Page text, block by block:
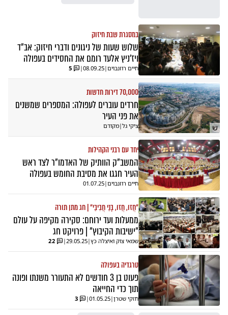
במסגרת שבת חיזוק
שלוש שעות של ניגונים ודברי חיזוק: אב"ד
ויז'ניץ אלעד רומם את החסידים בעפולה
חיים רוזנבוים|
08.09.25
|
5
ש
70,000 דירות חדשות
חרדים עוברים לעפולה: המספרים שמשנים
את פני העיר
ציקי גל|מקודם
יחד עם רבני הקהילות
המשב"ק הוותיק של האדמו"ר לצד ראש
העיר חגגו את מסיבת החומש בעפולה
חיים רוזנבוים|
01.07.25
"חֲזוּ, חֲזוּ, בָּנַי חֲבִיבַי" | חג מתן תורה
ממעלות ועד ירוחם: סקירה מקיפה על עולם
"ישיבות הקיבוץ" | פרויקט חג
שמאי צוק ואיצלה כץ|
29.05.25
|
22
טרגדיה בעפולה
פעוט בן 3 חודשים לא התעורר משנתו ופונה
תוך כדי החייאה
חזקי שטרן|
01.05.25
|
3